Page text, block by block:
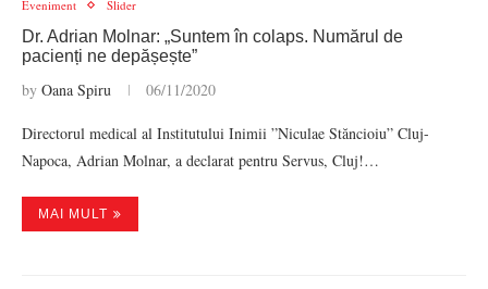
Eveniment Slider
Dr. Adrian Molnar: „Suntem în colaps. Numărul de
pacienți ne depășește”
by Oana Spiru 06/11/2020
Directorul medical al Institutului Inimii ”Niculae Stăncioiu” Cluj-
Napoca, Adrian Molnar, a declarat pentru Servus, Cluj!…
MAI MULT